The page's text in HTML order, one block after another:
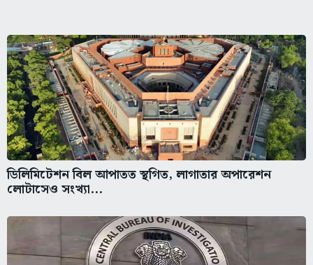
ডিলিমিটেশন বিল আপাতত স্থগিত, লাগাতার অপারেশন
লোটাসেও সংখ্যা...